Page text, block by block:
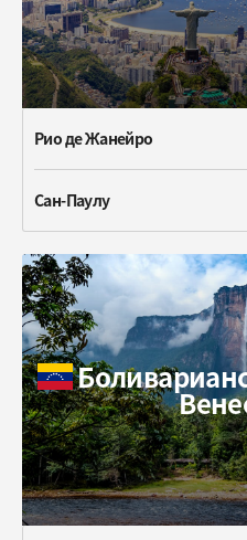
Рио де Жанейро
Сан-Паулу